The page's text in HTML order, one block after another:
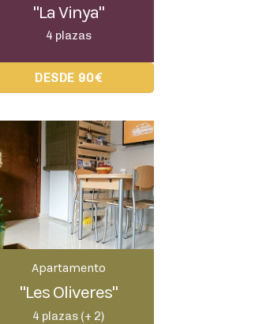
"La Vinya"
4 plazas
DESDE 90€
Apartamento
"Les Oliveres"
4 plazas (+ 2)